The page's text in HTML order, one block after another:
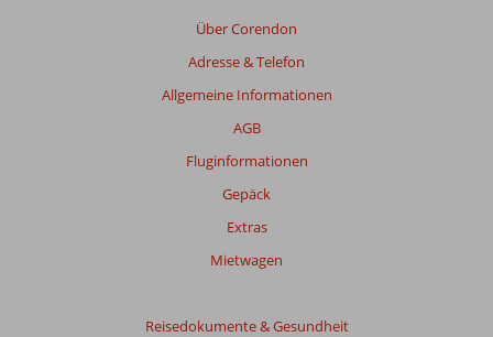
Über Corendon
Adresse & Telefon
Allgemeine Informationen
AGB
Fluginformationen
Gepäck
Extras
Mietwagen
Reisedokumente & Gesundheit